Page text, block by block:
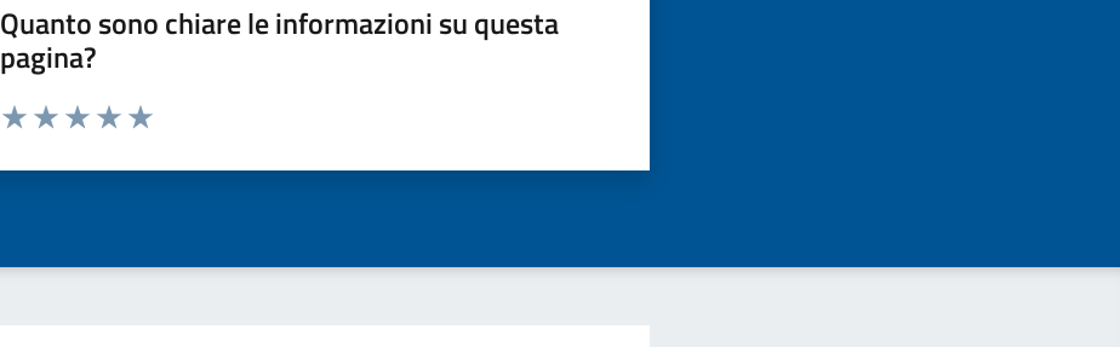
Quanto sono chiare le informazioni su questa
pagina?
Valuta da 1 a 5 stelle la pagina